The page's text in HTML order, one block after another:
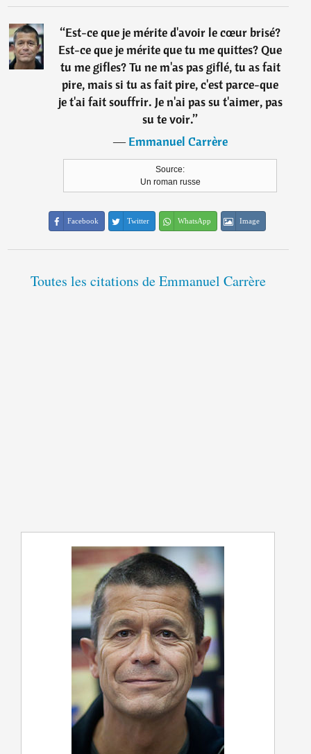
“Est-ce que je mérite d'avoir le cœur brisé?
Est-ce que je mérite que tu me quittes? Que
tu me gifles? Tu ne m'as pas giflé, tu as fait
pire, mais si tu as fait pire, c'est parce-que
je t'ai fait souffrir. Je n'ai pas su t'aimer, pas
su te voir.”
―Emmanuel Carrère
Source:
Un roman russe
Facebook Twitter WhatsApp Image
Toutes les citations de Emmanuel Carrère